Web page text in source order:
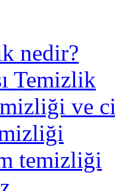
nedir?
Temizlik
ve
temizliği